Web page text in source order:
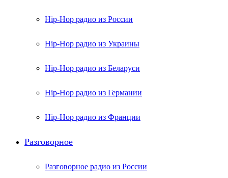
Hip-Hop радио из России
Hip-Hop радио из Украины
Hip-Hop радио из Беларуси
Hip-Hop радио из Германии
Hip-Hop радио из Франции
Разговорное
Разговорное радио из России